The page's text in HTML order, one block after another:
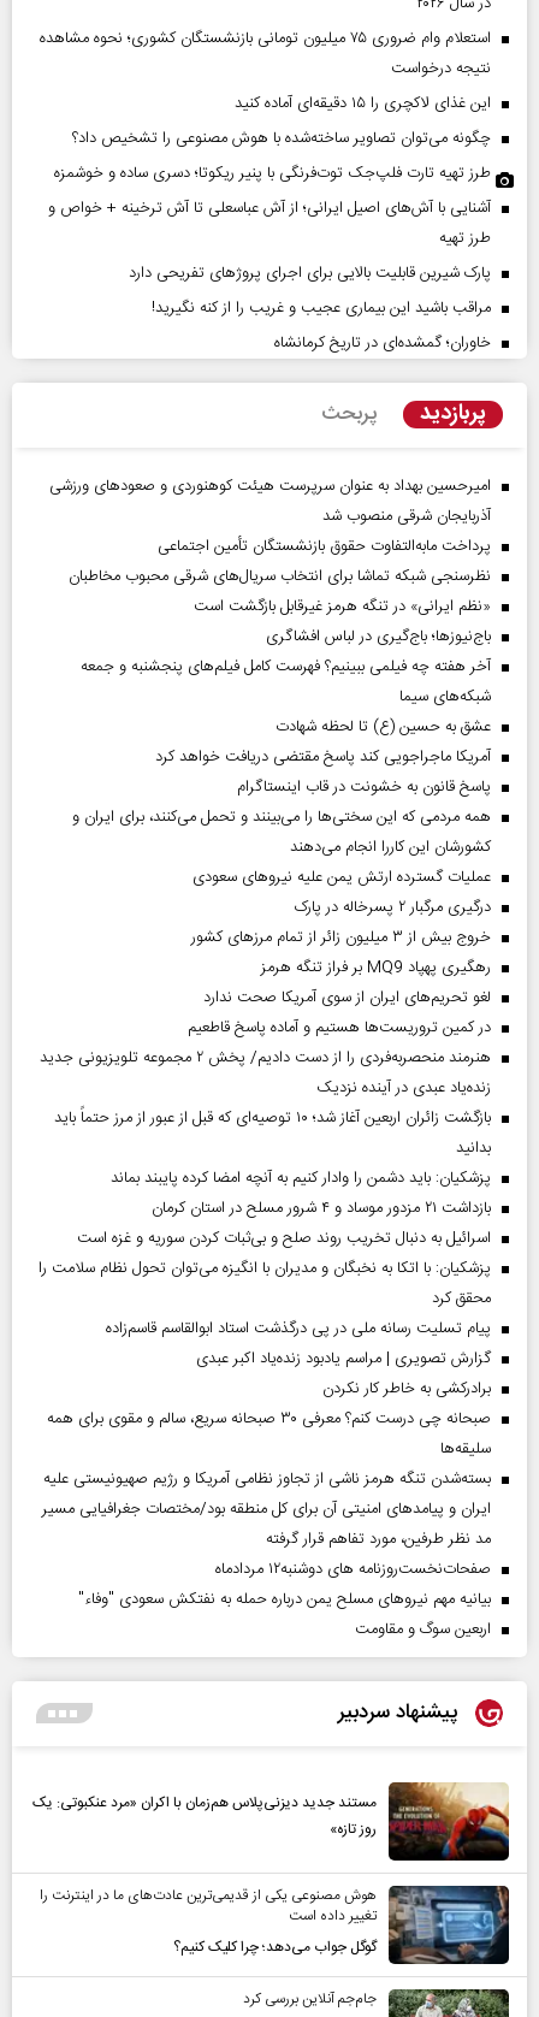
استعلام وام ضروری ۷۵ میلیون تومانی بازنشستگان کشوری؛ نحوه مشاهده
نتیجه درخواست
این غذای لاکچری را ۱۵ دقیقه‌ای آماده کنید
چگونه می‌توان تصاویر ساخته‌شده با هوش مصنوعی را تشخیص داد؟
طرز تهیه تارت فلپ‌جک توت‌فرنگی با پنیر ریکوتا؛ دسری ساده و خوشمزه
آشنایی با آش‌های اصیل ایرانی؛ از آش عباسعلی تا آش ترخینه + خواص و
طرز تهیه
پارک شیرین قابلیت‌ بالایی برای اجرای پروژهای تفریحی دارد
مراقب باشید این بیماری عجیب و غریب را از کنه نگیرید!
خاوران؛ گمشده‌ای در تاریخ کرمانشاه
پربازدید پربحث
امیرحسین بهداد به عنوان سرپرست هیئت کوهنوردی و صعودهای ورزشی
آذربایجان شرقی منصوب شد
پرداخت مابه‌التفاوت حقوق بازنشستگان تأمین اجتماعی
نظرسنجی شبکه تماشا برای انتخاب سریال‌های شرقی محبوب مخاطبان
«نظم ایرانی» در تنگه هرمز غیرقابل بازگشت است
باج‌نیوزها؛ باج‌گیری در لباس افشاگری
آخر هفته چه فیلمی ببینیم؟ فهرست کامل فیلم‌های پنجشنبه و جمعه
شبکه‌های سیما
عشق به حسین (ع) تا لحظه شهادت
آمریکا ماجراجویی کند پاسخ مقتضی دریافت خواهد کرد
پاسخ قانون به خشونت در قاب اینستاگرام
همه مردمی که این سختی‌ها را می‌بینند و تحمل می‌کنند، برای ایران و
کشورشان این کاررا انجام می‌دهند
عملیات گسترده ارتش یمن علیه نیروهای سعودی
درگیری مرگبار ۲ پسرخاله در پارک
خروج بیش از ۳ میلیون زائر از تمام مرز‌های کشور
رهگیری پهپاد MQ9 بر فراز تنگه هرمز
لغو تحریم‌های ایران از سوی آمریکا صحت ندارد
در کمین تروریست‌ها هستیم و آماده پاسخ قاطعیم
هنرمند منحصر‌به‌فردی را از دست دادیم/ پخش ۲ مجموعه تلویزیونی جدید
زنده‌یاد عبدی در آینده نزدیک
بازگشت زائران اربعین آغاز شد؛ ۱۰ توصیه‌ای که قبل از عبور از مرز حتماً باید
بدانید
پزشکیان: باید دشمن را وادار کنیم به آنچه امضا کرده پایبند بماند
بازداشت ۲۱ مزدور موساد و ۴ شرور مسلح در استان کرمان
اسرائیل به دنبال تخریب روند صلح و بی‌ثبات کردن سوریه و غزه است
پزشکیان: با اتکا به نخبگان و مدیران با انگیزه می‌توان تحول نظام سلامت را
محقق کرد
پیام تسلیت رسانه ملی در پی درگذشت استاد ابوالقاسم قاسم‌زاده
گزارش تصویری | مراسم یادبود زنده‌یاد اکبر عبدی
برادرکشی به خاطر کار نکردن
صبحانه چی درست کنم؟ معرفی ۳۰ صبحانه سریع، سالم و مقوی برای همه
سلیقه‌ها
بسته‌شدن تنگه هرمز ناشی از تجاوز نظامی آمریکا و رژیم صهیونیستی علیه
ایران و پیامد‌های امنیتی آن برای کل منطقه بود/مختصات جغرافیایی مسیر
مد نظر طرفین، مورد تفاهم قرار گرفته
صفحات‌نخست‌روزنامه ها‌ی دوشنبه‌۱۲ مردادماه
بیانیه مهم نیروهای مسلح یمن درباره حمله به نفتکش سعودی "وفاء"
اربعین سوگ و مقاومت
پیشنهاد سردبیر
مستند جدید دیزنی‌پلاس هم‌زمان با اکران «مرد عنکبوتی: یک
روز تازه»
هوش مصنوعی یکی از قدیمی‌ترین عادت‌های ما در اینترنت را
تغییر داده است
گوگل جواب می‌دهد؛ چرا کلیک کنیم؟
جام‌جم آنلاین بررسی کرد